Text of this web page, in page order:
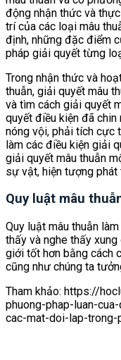
động nhận thức và
trí của các loại mâu
định, những đặc điểm
pháp giải quyết từng
Trong nhận thức và
thuẫn, giải quyết mâu
và tìm cách giải quyết
quyết điều kiện đã chin
nóng vội, phải tích cực
làm các điều kiện giải
giải quyết mâu thuẫn
sự vật, hiện tượng phát
Quy luật mâu
Quy luật mâu thuẫn
thấy và nghe thấy xung
giới tốt hơn bằng cách
cũng như chúng ta
Tham khảo: https://
phuong-phap-luan-
cac-mat-doi-lap-